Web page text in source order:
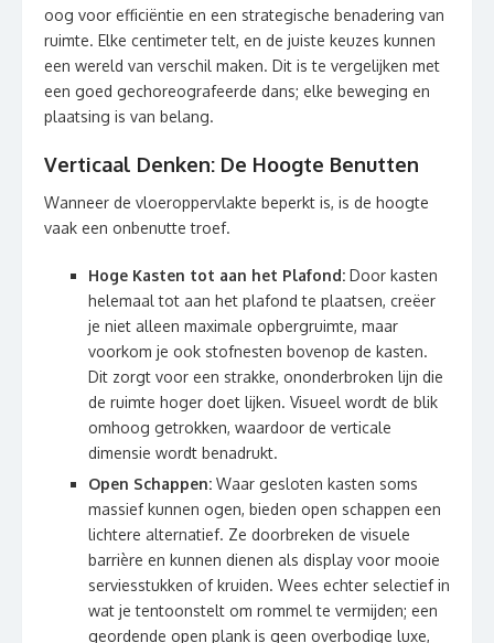
oog voor efficiëntie en een strategische benadering van
ruimte. Elke centimeter telt, en de juiste keuzes kunnen
een wereld van verschil maken. Dit is te vergelijken met
een goed gechoreografeerde dans; elke beweging en
plaatsing is van belang.
Verticaal Denken: De Hoogte Benutten
Wanneer de vloeroppervlakte beperkt is, is de hoogte
vaak een onbenutte troef.
Hoge Kasten tot aan het Plafond: Door kasten
helemaal tot aan het plafond te plaatsen, creëer
je niet alleen maximale opbergruimte, maar
voorkom je ook stofnesten bovenop de kasten.
Dit zorgt voor een strakke, ononderbroken lijn die
de ruimte hoger doet lijken. Visueel wordt de blik
omhoog getrokken, waardoor de verticale
dimensie wordt benadrukt.
Open Schappen: Waar gesloten kasten soms
massief kunnen ogen, bieden open schappen een
lichtere alternatief. Ze doorbreken de visuele
barrière en kunnen dienen als display voor mooie
serviesstukken of kruiden. Wees echter selectief in
wat je tentoonstelt om rommel te vermijden; een
geordende open plank is geen overbodige luxe,